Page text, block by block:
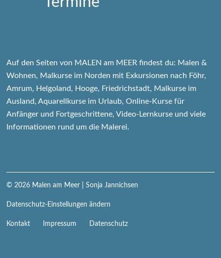
Auf den Seiten von MALEN am MEER findest du: Malen &
Wohnen, Malkurse im Norden mit Exkursionen nach Föhr,
Amrum, Helgoland, Hooge, Friedrichstadt, Malkurse im
Ausland, Aquarellkurse im Urlaub, Online-Kurse für
Anfänger und Fortgeschrittene, Video-Lernkurse und viele
Informationen rund um die Malerei.
© 2026 Malen am Meer | Sonja Jannichsen
Datenschutz-Einstellungen ändern
Navigation
Kontakt Impressum Datenschutz